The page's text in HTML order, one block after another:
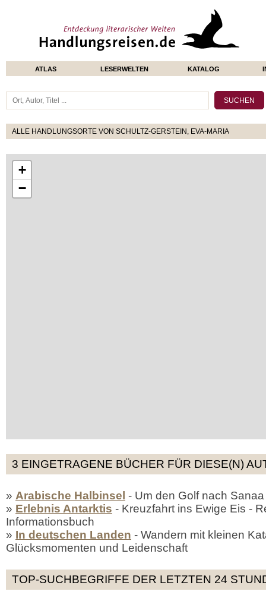
ATLAS LESERWELTEN KATALOG
ALLE HANDLUNGSORTE VON SCHULTZ-GERSTEIN, EVA-MARIA
+
−
3 EINGETRAGENE BÜCHER FÜR DIESE(N)
» Arabische Halbinsel - Um den Golf nach Sanaa
» Erlebnis Antarktis - Kreuzfahrt ins Ewige Eis -
Informationsbuch
» In deutschen Landen - Wandern mit kleinen
Glücksmomenten und Leidenschaft
TOP-SUCHBEGRIFFE DER LETZTEN 24